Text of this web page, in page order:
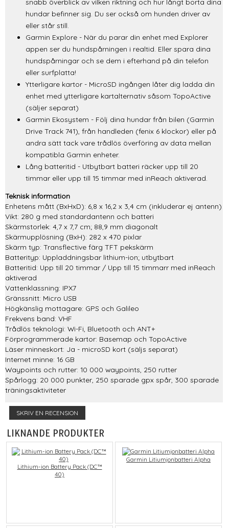
snabb överblick av vilken riktning och hur långt borta dina
hundar befinner sig. Du ser också om hunden driver av
eller står still.
Garmin Explore - När du parar din enhet med Explorer
appen ser du hundspårningen i realtid. Eller spara dina
hundspårningar och se dem i efterhand på din telefon
eller surfplatta!
Ytterligare kartor - MicroSD ingången låter dig ladda din
enhet med ytterligare kartalternativ såsom TopoActive
(säljer separat)
Garmin Ekosystem - Följ dina hundar från bilen (Garmin
Drive Track 741), från handleden (fenix 6 klockor) eller på
andra sätt tack vare trådlös överföring av data mellan
kompatibla Garmin enheter.
Lång batteritid - Utbytbart batteri räcker upp till 20
timmar eller upp till 15 timmar med inReach aktiverad.
Teknisk information
Enhetens mått (BxHxD): 6,8 x 16,2 x 3,4 cm (inkluderar ej antenn)
Vikt: 280 g med standardantenn och batteri
Skärmstorlek: 4,7 x 7,7 cm; 88,9 mm diagonalt
Skärmupplösning (BxH): 282 x 470 pixlar
Skärm typ: Transflective färg TFT pekskärm
Batterityp: Uppladdningsbar lithium-ion; utbytbart
Batteritid: Upp till 20 timmar / Upp till 15 timmarr med inReach
aktiverad
Vattenklassning: IPX7
Gränssnitt: Micro USB
Högkänslig mottagare: GPS och Galileo
Frekvens band: VHF
Trådlös teknologi: Wi-Fi, Bluetooth och ANT+
Förprogrammerade kartor: Basemap och TopoActive
Läser minneskort: Ja - microSD kort (säljs separat)
Internet minne: 16 GB
Waypoints och rutter: 10 000 waypoints, 250 rutter
Spårlogg: 20 000 punkter, 250 sparade gpx spår, 300 sparade
träningsaktiviteter
SKRIV EN RECENSION
LIKNANDE PRODUKTER
Lithium-ion Battery Pack (DC™
40)
Garmin Litiumjonbatteri Alpha